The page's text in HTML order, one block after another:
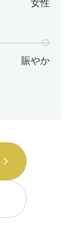
女性
賑やか